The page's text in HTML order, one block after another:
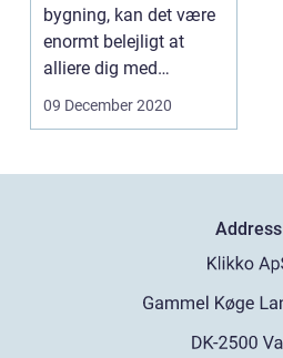
bygning, kan det være
enormt belejligt at
alliere dig med
ejendomsservice på
09 December 2020
Address